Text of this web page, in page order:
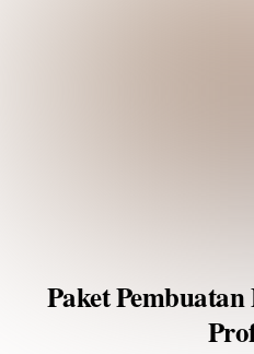
Paket